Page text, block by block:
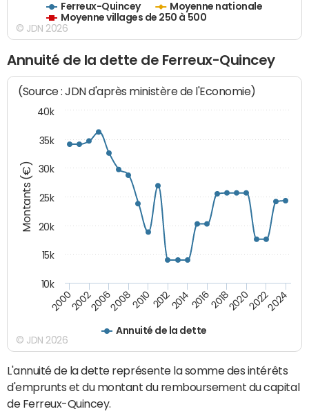
Ferreux-Quincey
Moyenne nationale
Moyenne villages de 250 à 500
© JDN 2026
Annuité de la dette de Ferreux-Quincey
Montants (€)
(Source : JDN d'après ministère de l'Economie)
Annuité de la dette
20002002200620082010 2012201420162018202020222024
10k
15k
20k
25k
30k
35k
40k
© JDN 2026
L'annuité de la dette représente la somme des intérêts
d'emprunts et du montant du remboursement du capital
de Ferreux-Quincey.